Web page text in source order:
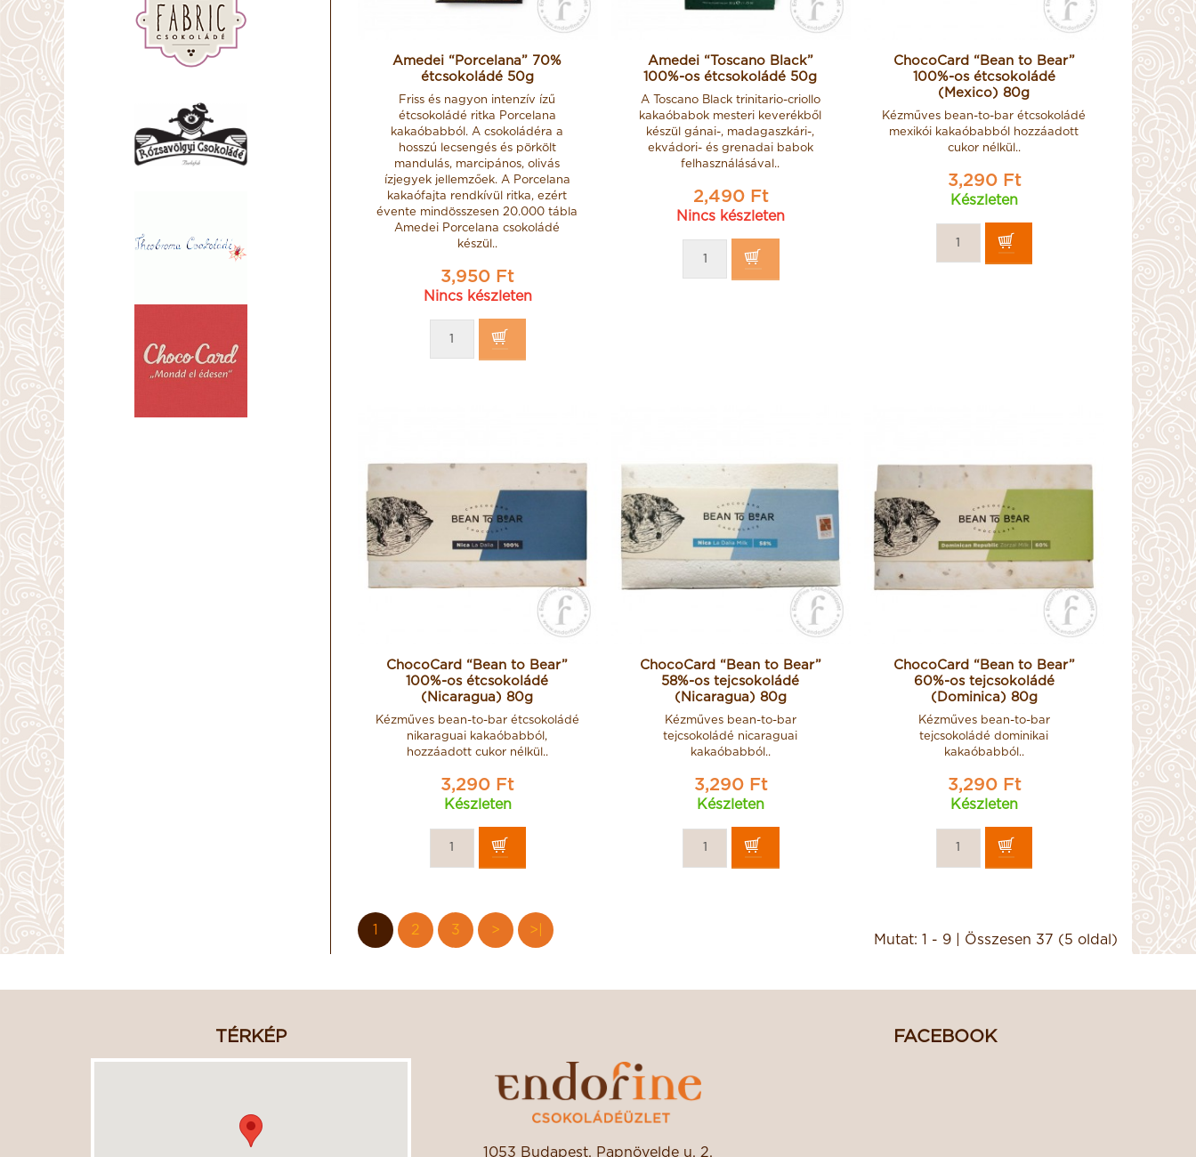
Amedei “Porcelana” 70%
étcsokoládé 50g
Friss és nagyon intenzív ízű
étcsokoládé ritka Porcelana
kakaóbabból. A csokoládéra a
hosszú lecsengés és pörkölt
mandulás, marcipános, olivás
ízjegyek jellemzőek. A Porcelana
kakaófajta rendkívül ritka, ezért
évente mindösszesen 20.000 tábla
Amedei Porcelana csokoládé
készül..
3,950 Ft
Nincs készleten
Amedei “Toscano Black”
100%-os étcsokoládé 50g
A Toscano Black trinitario-criollo
kakaóbabok mesteri keverékből
készül gánai-, madagaszkári-,
ekvádori- és grenadai babok
felhasználásával..
2,490 Ft
Nincs készleten
ChocoCard “Bean to Bear”
100%-os étcsokoládé
(Mexico) 80g
Kézműves bean-to-bar étcsokoládé
mexikói kakaóbabból hozzáadott
cukor nélkül..
3,290 Ft
Készleten
ChocoCard “Bean to Bear”
100%-os étcsokoládé
(Nicaragua) 80g
Kézműves bean-to-bar étcsokoládé
nikaraguai kakaóbabból,
hozzáadott cukor nélkül..
3,290 Ft
Készleten
ChocoCard “Bean to Bear”
58%-os tejcsokoládé
(Nicaragua) 80g
Kézműves bean-to-bar
tejcsokoládé nicaraguai
kakaóbabból..
3,290 Ft
Készleten
ChocoCard “Bean to Bear”
60%-os tejcsokoládé
(Dominica) 80g
Kézműves bean-to-bar
tejcsokoládé dominikai
kakaóbabból..
3,290 Ft
Készleten
1 2 3 > >|
Mutat: 1 - 9 | Összesen 37 (5 oldal)
TÉRKÉP
1053 Budapest, Papnövelde u. 2.
FACEBOOK